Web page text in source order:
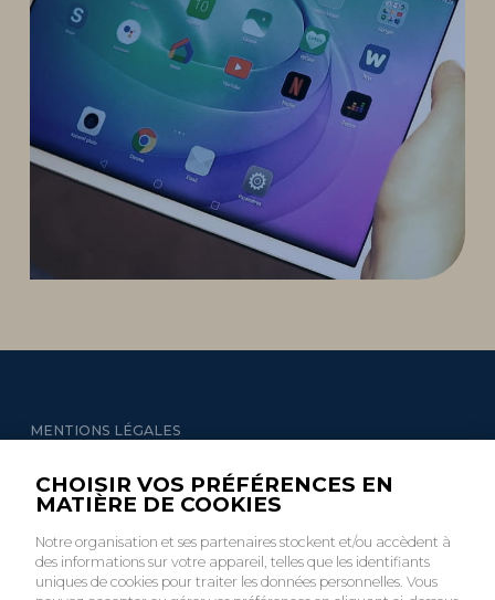
CHOISIR VOS PRÉFÉRENCES EN
MATIÈRE DE COOKIES
Notre organisation et ses partenaires stockent et/ou accèdent à
des informations sur votre appareil, telles que les identifiants
uniques de cookies pour traiter les données personnelles. Vous
MENTIONS LÉGALES